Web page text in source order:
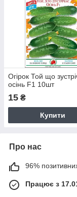
Огірок Той що
осінь F1 10шт
15 ₴
Купити
Про нас
96% позитивних
Працює з